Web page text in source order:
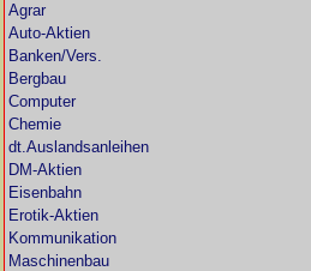
Agrar
Auto-Aktien
Banken/Vers.
Bergbau
Computer
Chemie
dt.Auslandsanleihen
DM-Aktien
Eisenbahn
Erotik-Aktien
Kommunikation
Maschinenbau